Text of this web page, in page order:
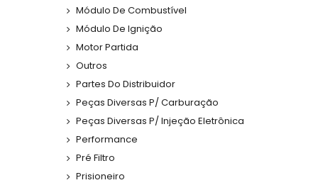
Módulo De Combustível
Módulo De Ignição
Motor Partida
Outros
Partes Do Distribuidor
Peças Diversas P/ Carburação
Peças Diversas P/ Injeção Eletrônica
Performance
Pré Filtro
Prisioneiro